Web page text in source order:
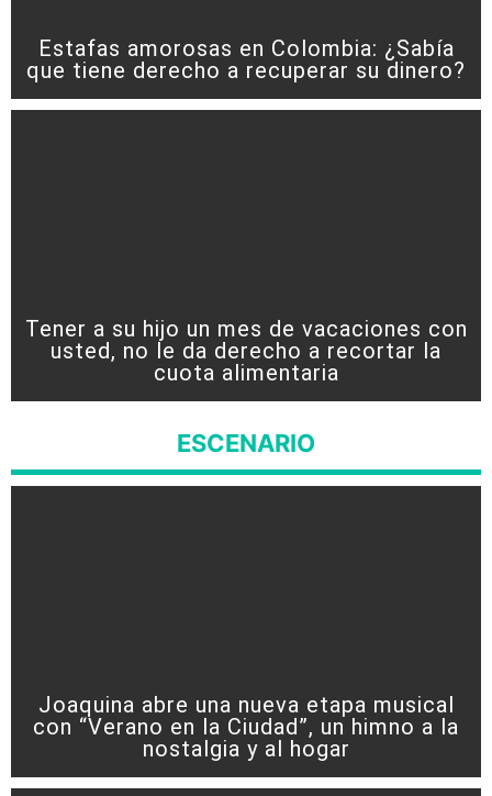
Estafas amorosas en Colombia: ¿Sabía
que tiene derecho a recuperar su dinero?
Tener a su hijo un mes de vacaciones con
usted, no le da derecho a recortar la
cuota alimentaria
ESCENARIO
Joaquina abre una nueva etapa musical
con “Verano en la Ciudad”, un himno a la
nostalgia y al hogar